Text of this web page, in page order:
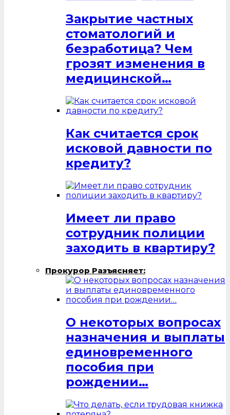
Закрытие частных
стоматологий и
безработица? Чем
грозят изменения в
медицинской…
Как считается срок
исковой давности по
кредиту?
Имеет ли право
сотрудник полиции
заходить в квартиру?
Прокурор Разъясняет:
О некоторых вопросах
назначения и выплаты
единовременного
пособия при
рождении…